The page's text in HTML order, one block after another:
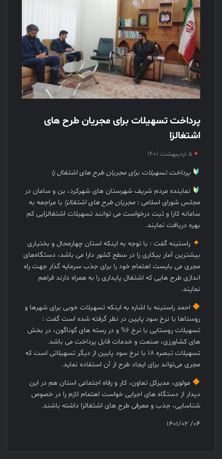
پرداخت تسهیلات برای مجریان طرح های
اشتغالزا
۵ اردیبهشت ۱۴۰۱
پرداخت تسهیلات برای مجریان طرح های اشتغال زا
نماینده مردم شریف شهرستان های شهرکرد، بن و سامان در
مجلس شورای اسلامی :مجریان طرح های اشتغالزا با مراجعه به
سامانه کارا و ثبت درخواست می توانند تسهیلات اشتغالزایی کم
بهره دریافت نمایند.
راستینه گفت : با توجه به اینکه استان چهارمحال و بختیاری
بیشترین آمار بیکاری را در سطح کشور دارا می باشد، دستگاه‌های
مجری می بایست اهتمام خود را برای جذب سرمایه گذار جهت راه
اندازی طرح هایی که اشتغال پایداری را به همراه دارند فراهم
نمایند.
احمد راستینه با اشاره به اینکه تسهیلات خوبی برای شهرها و
روستاها با نرخ سود پایین در نظر گرفته شده است گفت :
تسهیلات روستایی با نرخ ۶% و در رسته های گوناگون، در بخش
های کشاورزی، صنعت و خدمات قابل پرداخت می باشد.
تسهیلات تبصره ۱۸ با نرخ سود پایین از دیگر تسهیلاتی است که
مجری می‌تواند برای ایجاد طرح از آن استفاده نماید.
مولوی، مدیرکل تعاون، کار و رفاه اجتماعی استان هم در این
دیدار از دستگاه های اجرایی خواست اهتمام لازم را در خصوص
شناسایی، جذب و معرفی طرح های اشتغالزا داشته باشند.
۰۴/ ۱۴۰۱/۰۲